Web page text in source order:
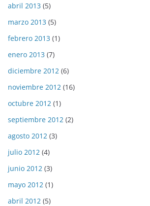
abril 2013 (5)
marzo 2013 (5)
febrero 2013 (1)
enero 2013 (7)
diciembre 2012 (6)
noviembre 2012 (16)
octubre 2012 (1)
septiembre 2012 (2)
agosto 2012 (3)
julio 2012 (4)
junio 2012 (3)
mayo 2012 (1)
abril 2012 (5)